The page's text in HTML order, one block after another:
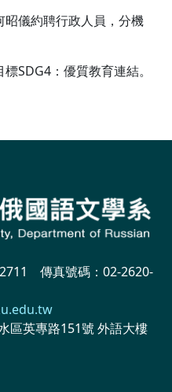
儀約聘行政人員，分機
SDG4：優質教育連結。
傳真號碼：02-2620-
區英專路151號 外語大樓